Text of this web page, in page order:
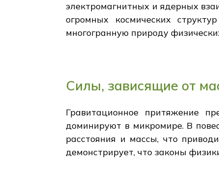
электромагнитных и ядерных
огромных космических
многогранную природу
Силы, зависящие от
Гравитационное притяжение
доминируют в микромире. В
расстояния и массы, что
демонстрирует, что законы